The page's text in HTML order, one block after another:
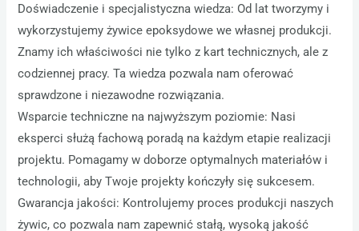
Doświadczenie i specjalistyczna wiedza: Od lat tworzymy i
wykorzystujemy żywice epoksydowe we własnej produkcji.
Znamy ich właściwości nie tylko z kart technicznych, ale z
codziennej pracy. Ta wiedza pozwala nam oferować
sprawdzone i niezawodne rozwiązania.
Wsparcie techniczne na najwyższym poziomie: Nasi
eksperci służą fachową poradą na każdym etapie realizacji
projektu. Pomagamy w doborze optymalnych materiałów i
technologii, aby Twoje projekty kończyły się sukcesem.
Gwarancja jakości: Kontrolujemy proces produkcji naszych
żywic, co pozwala nam zapewnić stałą, wysoką jakość